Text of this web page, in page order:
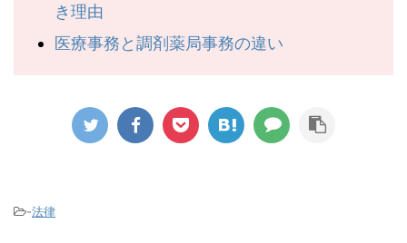
き理由
医療事務と調剤薬局事務の違い
-法律